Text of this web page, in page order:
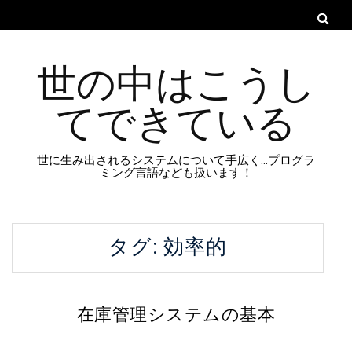
世の中はこうし
てできている
世に生み出されるシステムについて手広く…プログラ
ミング言語なども扱います！
タグ:効率的
在庫管理システムの基本